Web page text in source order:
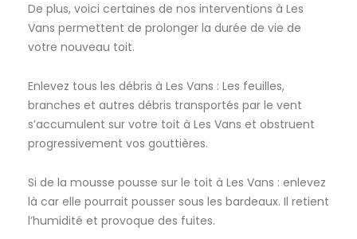
De plus, voici certaines de nos interventions à Les
Vans permettent de prolonger la durée de vie de
votre nouveau toit.
Enlevez tous les débris à Les Vans : Les feuilles,
branches et autres débris transportés par le vent
s’accumulent sur votre toit à Les Vans et obstruent
progressivement vos gouttières.
Si de la mousse pousse sur le toit à Les Vans : enlevez
là car elle pourrait pousser sous les bardeaux. Il retient
l’humidité et provoque des fuites.